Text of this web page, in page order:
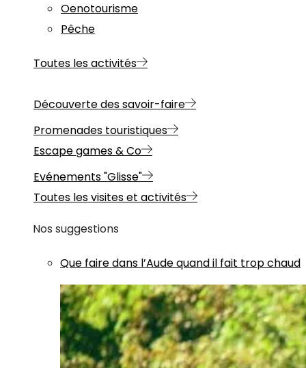
Oenotourisme
Pêche
Toutes les activités
Découverte des savoir-faire
Promenades touristiques
Escape games & Co
Evénements "Glisse"
Toutes les visites et activités
Nos suggestions
Que faire dans l’Aude quand il fait trop chaud